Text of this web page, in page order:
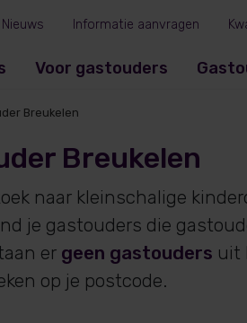
Voor gastouders
Nieuws Informatie aanvragen
Breukelen
Breukelen
naar kleinschalige
je gastouders die
er geen gastouders uit
op je postcode.